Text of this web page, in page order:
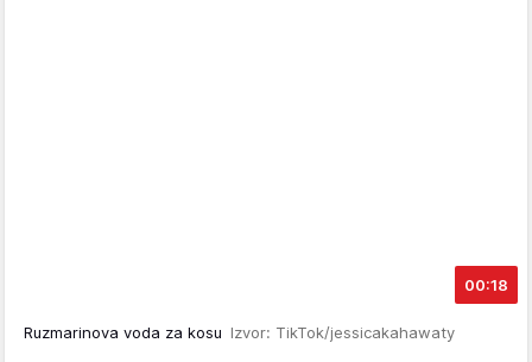
00:18
Ruzmarinova voda za kosu Izvor: TikTok/jessicakahawaty